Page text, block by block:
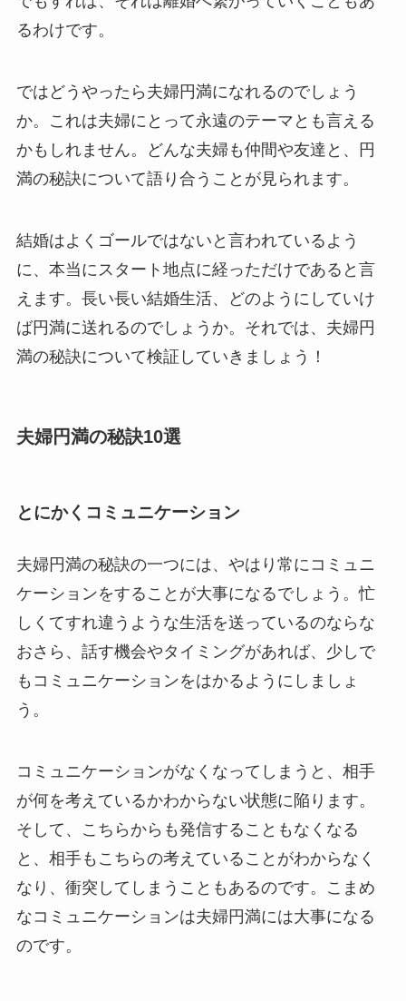
るわけです。
ではどうやったら夫婦円満になれるのでしょう
か。これは夫婦にとって永遠のテーマとも言える
かもしれません。どんな夫婦も仲間や友達と、円
満の秘訣について語り合うことが見られます。
結婚はよくゴールではないと言われているよう
に、本当にスタート地点に経っただけであると言
えます。長い長い結婚生活、どのようにしていけ
ば円満に送れるのでしょうか。それでは、夫婦円
満の秘訣について検証していきましょう！
夫婦円満の秘訣10選
とにかくコミュニケーション
夫婦円満の秘訣の一つには、やはり常にコミュニ
ケーションをすることが大事になるでしょう。忙
しくてすれ違うような生活を送っているのならな
おさら、話す機会やタイミングがあれば、少しで
もコミュニケーションをはかるようにしましょ
う。
コミュニケーションがなくなってしまうと、相手
が何を考えているかわからない状態に陥ります。
そして、こちらからも発信することもなくなる
と、相手もこちらの考えていることがわからなく
なり、衝突してしまうこともあるのです。こまめ
なコミュニケーションは夫婦円満には大事になる
のです。